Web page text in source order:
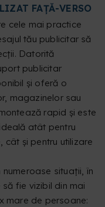
FAȚĂ-VERSO
cele mai practice
tău publicitar să
Datorită
publicitar
și oferă o
magazinelor sau
rapid și este
atât pentru
și pentru utilizare
situații, în
fie vizibil din mai
mare de persoane: